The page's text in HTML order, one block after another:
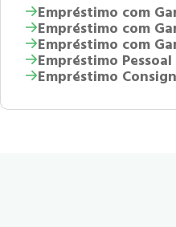
Empréstimo com
Empréstimo com
Empréstimo com
Empréstimo Pessoal
Empréstimo